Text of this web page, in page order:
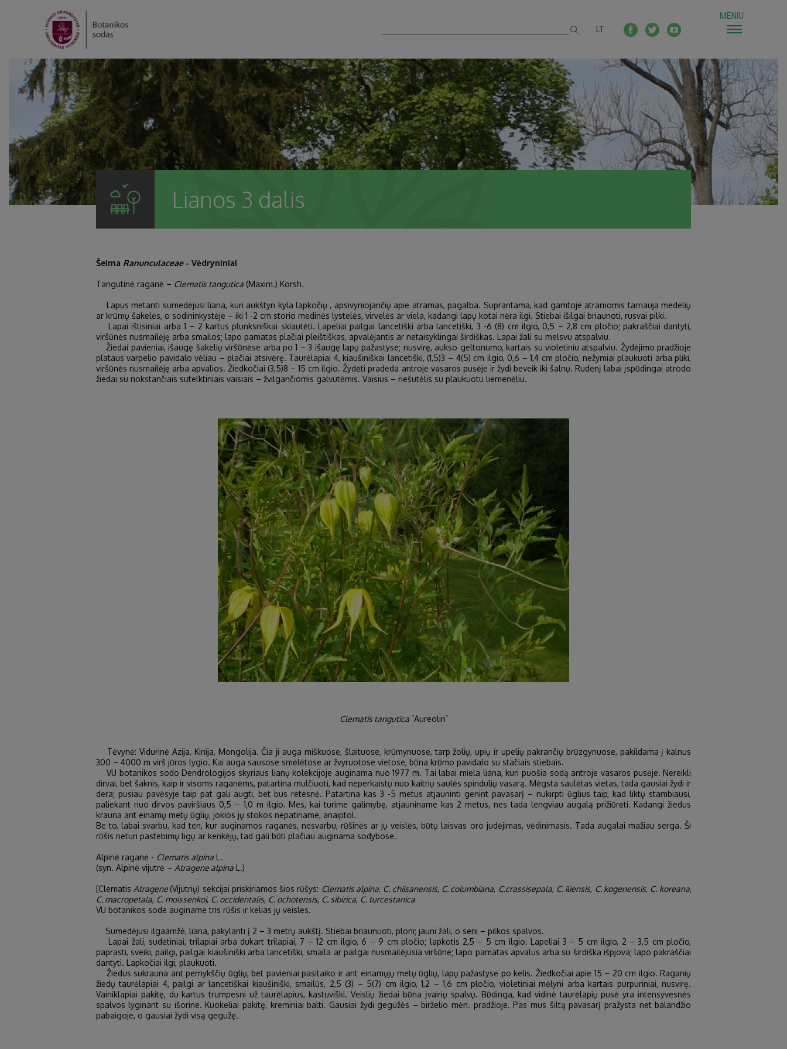
LT
MENIU
Lianos 3 dalis
Šeima Ranunculaceae - Vėdryniniai
Tangutinė raganė – Clematis tangutica(Maxim.) Korsh.
Lapus metanti sumedėjusi liana, kuri aukštyn kyla lapkočių , apsivyniojančių apie atramas, pagalba. Suprantama, kad gamtoje atramomis tarnauja medelių
ar krūmų šakelės, o sodininkystėje – iki 1 -2 cm storio medinės lystelės, virvelės ar viela, kadangi lapų kotai nėra ilgi. Stiebai išilgai briaunoti, rusvai pilki.
Lapai ištisiniai arba 1 – 2 kartus plunksniškai skiautėti. Lapeliai pailgai lancetiški arba lancetiški, 3 -6 (8) cm ilgio, 0,5 – 2,8 cm pločio; pakraščiai dantyti,
viršūnės nusmailėję arba smailos; lapo pamatas plačiai pleištiškas, apvalėjantis ar netaisyklingai širdiškas. Lapai žali su melsvu atspalviu.
Žiedai pavieniai, išaugę šakelių viršūnėse arba po 1 – 3 išaugę lapų pažastyse; nusvirę, aukso geltonumo, kartais su violetiniu atspalviu. Žydėjimo pradžioje
plataus varpelio pavidalo vėliau – plačiai atsivėrę. Taurėlapiai 4, kiaušiniškai lancetiški, (1,5)3 – 4(5) cm ilgio, 0,6 – 1,4 cm pločio, nežymiai plaukuoti arba pliki,
viršūnės nusmailėję arba apvalios. Žiedkočiai (3,5)8 – 15 cm ilgio. Žydėti pradeda antroje vasaros pusėje ir žydi beveik iki šalnų. Rudenį labai įspūdingai atrodo
žiedai su nokstančiais sutelktiniais vaisiais – žvilgančiomis galvutėmis. Vaisius – riešutėlis su plaukuotu liemenėliu.
Clematis tangutica`Aureolin`
Tėvynė: Vidurinė Azija, Kinija, Mongolija. Čia ji auga miškuose, šlaituose, krūmynuose, tarp žolių, upių ir upelių pakrančių brūzgynuose, pakildama į kalnus
300 – 4000 m virš jūros lygio. Kai auga sausose smėlėtose ar žvyruotose vietose, būna krūmo pavidalo su stačiais stiebais.
VU botanikos sodo Dendrologijos skyriaus lianų kolekcijoje auginama nuo 1977 m. Tai labai miela liana, kuri puošia sodą antroje vasaros pusėje. Nereikli
dirvai, bet šaknis, kaip ir visoms raganėms, patartina mulčiuoti, kad neperkaistų nuo kaitrių saulės spindulių vasarą. Mėgsta saulėtas vietas, tada gausiai žydi ir
dera; pusiau pavėsyje taip pat gali augti, bet bus retesnė. Patartina kas 3 -5 metus atjauninti genint pavasarį – nukirpti ūglius taip, kad liktų stambiausi,
paliekant nuo dirvos paviršiaus 0,5 – 1,0 m ilgio. Mes, kai turime galimybę, atjauniname kas 2 metus, nes tada lengviau augalą prižiūrėti. Kadangi žiedus
krauna ant einamų metų ūglių, jokios jų stokos nepatiriame, anaiptol.
Be to, labai svarbu, kad ten, kur auginamos raganės, nesvarbu, rūšinės ar jų veislės, būtų laisvas oro judėjimas, vėdinimasis. Tada augalai mažiau serga. Ši
rūšis neturi pastebimų ligų ar kenkėjų, tad gali būti plačiau auginama sodybose.
Alpinė raganė - Clematis alpinaL.
(syn. Alpinė vijutrė – Atragene alpinaL.)
[Clematis Atragene (Vijutrių) sekcijai priskiriamos šios rūšys: Clematis alpina, C. chiisanensis, C. columbiana, C.crassisepala, C. iliensis, C. kogenensis, C. koreana,
C. macropetala, C. moissenkoi, C. occidentalis, C. ochotensis, C. sibirica, C. turcestanica
VU botanikos sode auginame tris rūšis ir kelias jų veisles.
Sumedėjusi ilgaamžė, liana, pakylanti į 2 – 3 metrų aukštį. Stiebai briaunuoti, ploni; jauni žali, o seni – pilkos spalvos.
Lapai žali, sudėtiniai, trilapiai arba dukart trilapiai, 7 – 12 cm ilgio, 6 – 9 cm pločio; lapkotis 2,5 – 5 cm ilgio. Lapeliai 3 – 5 cm ilgio, 2 – 3,5 cm pločio,
paprasti, sveiki, pailgi, pailgai kiaušiniški arba lancetiški, smaila ar pailgai nusmailėjusia viršūne; lapo pamatas apvalus arba su širdiška išpjova; lapo pakraščiai
dantyti. Lapkočiai ilgi, plaukuoti.
Žiedus sukrauna ant pernykščių ūglių, bet pavieniai pasitaiko ir ant einamųjų metų ūglių, lapų pažastyse po kelis. Žiedkočiai apie 15 – 20 cm ilgio. Raganių
žiedų taurėlapiai 4, pailgi ar lancetiškai kiaušiniški, smailūs, 2,5 (3) – 5(7) cm ilgio, 1,2 – 1,6 cm pločio, violetiniai mėlyni arba kartais purpuriniai, nusvirę.
Vainiklapiai pakitę, du kartus trumpesni už taurėlapius, kastuviški. Veislių žiedai būna įvairių spalvų. Būdinga, kad vidinė taurėlapių pusė yra intensyvesnės
spalvos lyginant su išorine. Kuokeliai pakitę, kreminiai balti. Gausiai žydi gegužės – birželio mėn. pradžioje. Pas mus šiltą pavasarį pražysta net balandžio
pabaigoje, o gausiai žydi visą gegužę.